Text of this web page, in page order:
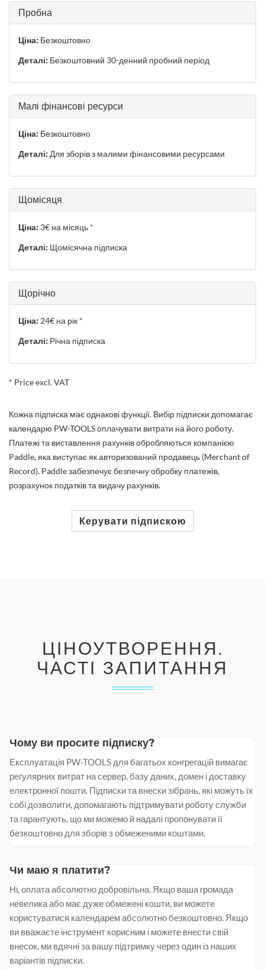
Пробна
Ціна: Безкоштовно
Деталі: Безкоштовний 30-денний пробний період
Малі фінансові ресурси
Ціна: Безкоштовно
Деталі: Для зборів з малими фінансовими ресурсами
Щомісяця
Ціна: 3€ на місяць *
Деталі: Щомісячна підписка
Щорічно
Ціна: 24€ на рік *
Деталі: Річна підписка
* Price excl. VAT
Кожна підписка має однакові функції. Вибір підписки допомагає
календарю PW-TOOLS оплачувати витрати на його роботу.
Платежі та виставлення рахунків обробляються компанією
Paddle, яка виступає як авторизований продавець (Merchant of
Record). Paddle забезпечує безпечну обробку платежів,
розрахунок податків та видачу рахунків.
Керувати підпискою
ЦІНОУТВОРЕННЯ.
ЧАСТІ ЗАПИТАННЯ
Чому ви просите підписку?
Експлуатація PW-TOOLS для багатьох конгрегацій вимагає
регулярних витрат на сервер, базу даних, домен і доставку
електронної пошти. Підписки та внески зібрань, які можуть їх
собі дозволити, допомагають підтримувати роботу служби
та гарантують, що ми можемо й надалі пропонувати її
безкоштовно для зборів з обмеженими коштами.
Чи маю я платити?
Ні, оплата абсолютно добровільна. Якщо ваша громада
невелика або має дуже обмежені кошти, ви можете
користуватися календарем абсолютно безкоштовно. Якщо
ви вважаєте інструмент корисним і можете внести свій
внесок, ми вдячні за вашу підтримку через один із наших
варіантів підписки.